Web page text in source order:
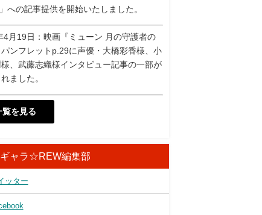
への記事提供を開始いたしました。
4月19日：映画『ミューン 月の守護者の
ンフレットp.29に声優・大橋彩香様、小
、武藤志織様インタビュー記事の一部が
ました。
覧を見る
ャラ☆REW編集部
ッター